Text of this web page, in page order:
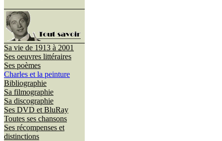
Sa vie de 1913 à 2001
Ses oeuvres littéraires
Ses poèmes
Charles et la peinture
Bibliographie
Sa filmographie
Sa discographie
Ses DVD et BluRay
Toutes ses chansons
Ses récompenses et
distinctions